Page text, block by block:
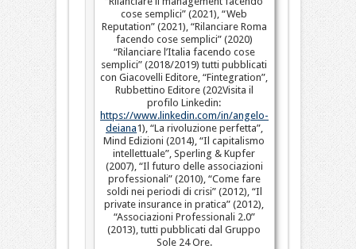
cose semplici” (2021), “Web
Reputation” (2021), “Rilanciare Roma
facendo cose semplici” (2020)
“Rilanciare l’Italia facendo cose
semplici” (2018/2019) tutti pubblicati
con Giacovelli Editore, “Fintegration”,
Rubbettino Editore (202Visita il
profilo Linkedin:
https://www.linkedin.com/in/angelo-
deiana1), “La rivoluzione perfetta”,
Mind Edizioni (2014), “Il capitalismo
intellettuale”, Sperling & Kupfer
(2007), “Il futuro delle associazioni
professionali” (2010), “Come fare
soldi nei periodi di crisi” (2012), “Il
private insurance in pratica” (2012),
“Associazioni Professionali 2.0”
(2013), tutti pubblicati dal Gruppo
Sole 24 Ore.